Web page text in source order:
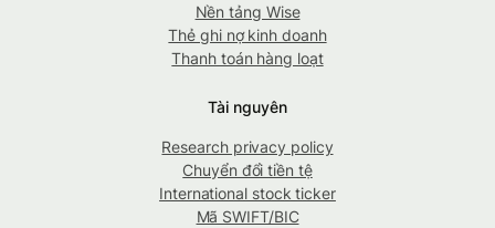
Nền tảng Wise
Thẻ ghi nợ kinh doanh
Thanh toán hàng loạt
Tài nguyên
Research privacy policy
Chuyển đổi tiền tệ
International stock ticker
Mã SWIFT/BIC